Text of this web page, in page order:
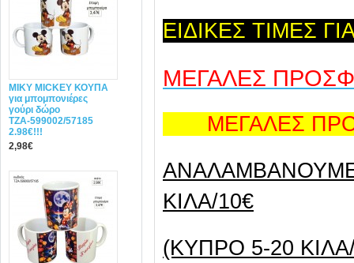
MIΚY ΜΙCKEY ΚΟΥΠΑ
για μπομπονιέρες
γούρι δώρο
ΤΖΑ-599002/57185
2.98€!!!
2,98€
ΕΙΔΙΚΕΣ ΤΙΜΕΣ
ΜΕΓΑΛΕΣ
ΜΕΓΑΛΕΣ
ΚΙΛΑ/10€
(ΚΥΠΡΟ 5-20